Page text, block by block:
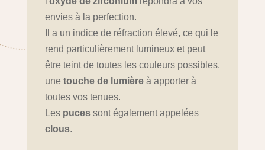
envies à la perfection.
Il a un indice de réfraction élevé, ce qui le
rend particulièrement lumineux et peut
être teint de toutes les couleurs possibles,
une touche de lumièreà apporter à
toutes vos tenues.
Les pucessont également appelées
clous.